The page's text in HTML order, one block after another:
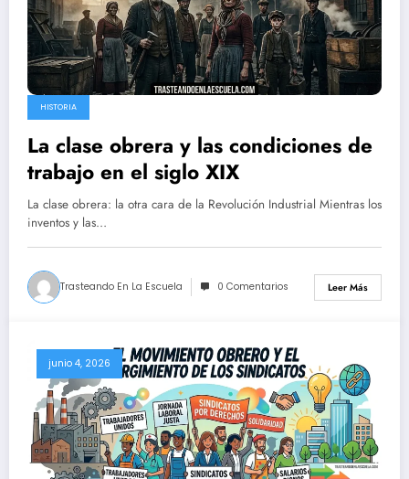
HISTORIA
La clase obrera y las condiciones de
trabajo en el siglo XIX
La clase obrera: la otra cara de la Revolución Industrial Mientras los
inventos y las…
Trasteando En La Escuela 0 Comentarios Leer Más
junio 4, 2026